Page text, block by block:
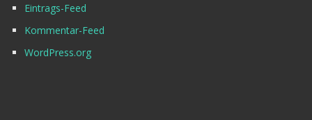
Eintrags-Feed
Kommentar-Feed
WordPress.org